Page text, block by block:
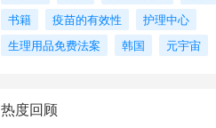
书籍
疫苗的有效性
护理中心
生理用品免费法案
韩国 元宇宙
热度回顾